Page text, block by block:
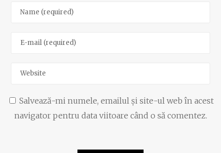
Salvează-mi numele, emailul și site-ul web în acest
navigator pentru data viitoare când o să comentez.